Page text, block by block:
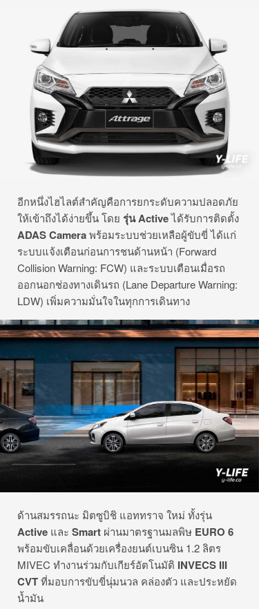
อีกหนึ่งไฮไลต์สำคัญคือการยกระดับความปลอดภัย
ให้เข้าถึงได้ง่ายขึ้น โดย รุ่น Activeได้รับการติดตั้ง
ADAS Cameraพร้อมระบบช่วยเหลือผู้ขับขี่ ได้แก่
ระบบแจ้งเตือนก่อนการชนด้านหน้า (Forward
Collision Warning: FCW) และระบบเตือนเมื่อรถ
ออกนอกช่องทางเดินรถ (Lane Departure Warning:
LDW) เพิ่มความมั่นใจในทุกการเดินทาง
ด้านสมรรถนะ มิตซูบิชิ แอททราจ ใหม่ ทั้งรุ่น
Active และ Smart ผ่านมาตรฐานมลพิษ EURO 6
พร้อมขับเคลื่อนด้วยเครื่องยนต์เบนซิน 1.2 ลิตร
MIVEC ทำงานร่วมกับเกียร์อัตโนมัติ INVECS III
CVTที่มอบการขับขี่นุ่มนวล คล่องตัว และประหยัด
น้ำมัน